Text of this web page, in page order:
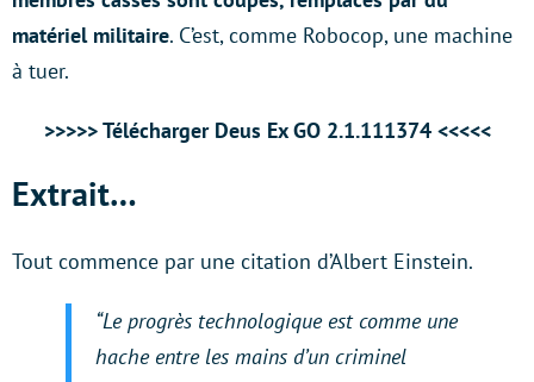
matériel militaire. C’est, comme Robocop, une machine
à tuer.
>>>>> Télécharger Deus Ex GO 2.1.111374 <<<<<
Extrait…
Tout commence par une citation d’Albert Einstein.
“Le progrès technologique est comme une
hache entre les mains d’un criminel